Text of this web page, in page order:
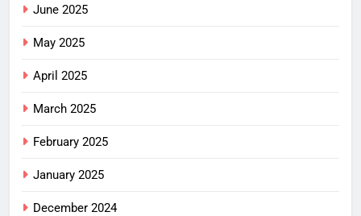
June 2025
May 2025
April 2025
March 2025
February 2025
January 2025
December 2024